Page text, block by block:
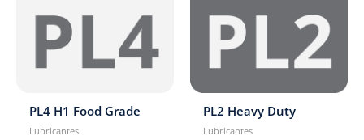
PL4 H1 Food Grade
Lubricantes
PL2 Heavy Duty
Lubricantes